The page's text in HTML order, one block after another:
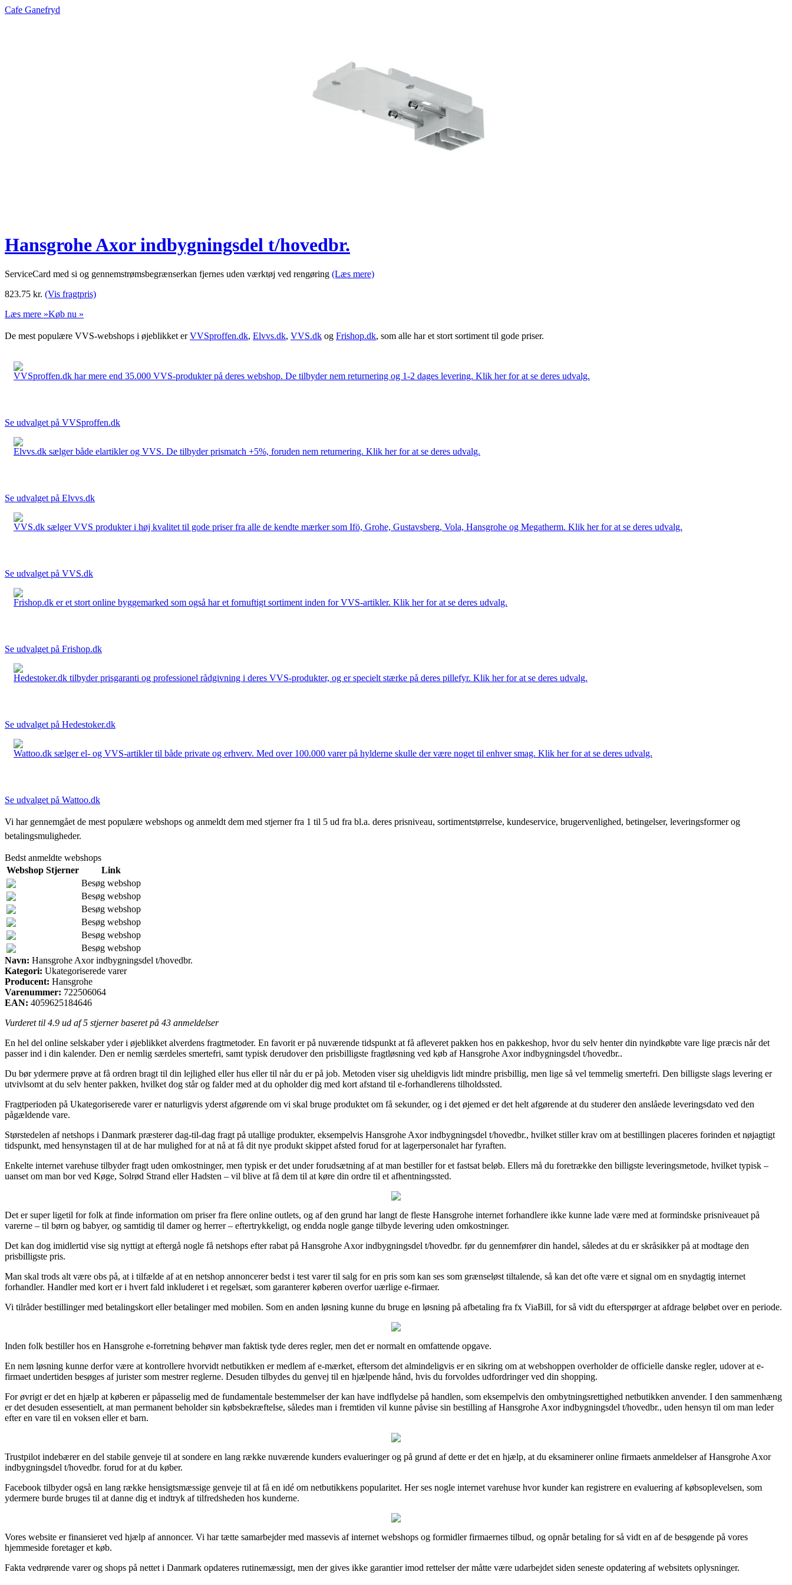
Cafe Ganefryd
Hansgrohe Axor indbygningsdel t/hovedbr.
ServiceCard med si og gennemstrømsbegrænserkan fjernes uden værktøj ved rengøring (Læs mere)
823.75 kr. (Vis fragtpris)
Læs mere »Køb nu »
De mest populære VVS-webshops i øjeblikket erVVSproffen.dk, Elvvs.dk, VVS.dk og Frishop.dk, som alle har et stort sortiment til gode priser.
VVSproffen.dk har mere end 35.000 VVS-produkter på deres webshop. De tilbyder nem returnering og 1-2 dages levering. Klik her for at se deres udvalg.
Se udvalget på VVSproffen.dk
Elvvs.dk sælger både elartikler og VVS. De tilbyder prismatch +5%, foruden nem returnering. Klik her for at se deres udvalg.
Se udvalget på Elvvs.dk
VVS.dk sælger VVS produkter i høj kvalitet til gode priser fra alle de kendte mærker som Ifö, Grohe, Gustavsberg, Vola, Hansgrohe og Megatherm. Klik her for at se deres udvalg.
Se udvalget på VVS.dk
Frishop.dk er et stort online byggemarked som også har et fornuftigt sortiment inden for VVS-artikler. Klik her for at se deres udvalg.
Se udvalget på Frishop.dk
Hedestoker.dk tilbyder prisgaranti og professionel rådgivning i deres VVS-produkter, og er specielt stærke på deres pillefyr. Klik her for at se deres udvalg.
Se udvalget på Hedestoker.dk
Wattoo.dk sælger el- og VVS-artikler til både private og erhverv. Med over 100.000 varer på hylderne skulle der være noget til enhver smag. Klik her for at se deres udvalg.
Se udvalget på Wattoo.dk
Vi har gennemgået de mest populære webshops og anmeldt dem med stjerner fra 1 til 5 ud fra bl.a. deres prisniveau, sortimentstørrelse, kundeservice, brugervenlighed, betingelser, leveringsformer og
betalingsmuligheder.
Bedst anmeldte webshops
Webshop Stjerner
Link
Besøg webshop
Besøg webshop
Besøg webshop
Besøg webshop
Besøg webshop
Besøg webshop
Navn: Hansgrohe Axor indbygningsdel t/hovedbr.
Kategori: Ukategoriserede varer
Producent: Hansgrohe
Varenummer: 722506064
EAN: 4059625184646
Vurderet til 4.9 ud af 5 stjerner baseret på 43 anmeldelser
En hel del online selskaber yder i øjeblikket alverdens fragtmetoder. En favorit er på nuværende tidspunkt at få afleveret pakken hos en pakkeshop, hvor du selv henter din nyindkøbte vare lige præcis når det
passer ind i din kalender. Den er nemlig særdeles smertefri, samt typisk derudover den prisbilligste fragtløsning ved køb af Hansgrohe Axor indbygningsdel t/hovedbr..
Du bør ydermere prøve at få ordren bragt til din lejlighed eller hus eller til når du er på job. Metoden viser sig uheldigvis lidt mindre prisbillig, men lige så vel temmelig smertefri. Den billigste slags levering er
utvivlsomt at du selv henter pakken, hvilket dog står og falder med at du opholder dig med kort afstand til e-forhandlerens tilholdssted.
Fragtperioden på Ukategoriserede varer er naturligvis yderst afgørende om vi skal bruge produktet om få sekunder, og i det øjemed er det helt afgørende at du studerer den anslåede leveringsdato ved den
pågældende vare.
Størstedelen af netshops i Danmark præsterer dag-til-dag fragt på utallige produkter, eksempelvis Hansgrohe Axor indbygningsdel t/hovedbr., hvilket stiller krav om at bestillingen placeres forinden et nøjagtigt
tidspunkt, med hensynstagen til at de har mulighed for at nå at få dit nye produkt skippet afsted forud for at lagerpersonalet har fyraften.
Enkelte internet varehuse tilbyder fragt uden omkostninger, men typisk er det under forudsætning af at man bestiller for et fastsat beløb. Ellers må du foretrække den billigste leveringsmetode, hvilket typisk –
uanset om man bor ved Køge, Solrød Strand eller Hadsten – vil blive at få dem til at køre din ordre til et afhentningssted.
Det er super ligetil for folk at finde information om priser fra flere online outlets, og af den grund har langt de fleste Hansgrohe internet forhandlere ikke kunne lade være med at formindske prisniveauet på
varerne – til børn og babyer, og samtidig til damer og herrer – eftertrykkeligt, og endda nogle gange tilbyde levering uden omkostninger.
Det kan dog imidlertid vise sig nyttigt at eftergå nogle få netshops efter rabat på Hansgrohe Axor indbygningsdel t/hovedbr. før du gennemfører din handel, således at du er skråsikker på at modtage den
prisbilligste pris.
Man skal trods alt være obs på, at i tilfælde af at en netshop annoncerer bedst i test varer til salg for en pris som kan ses som grænseløst tiltalende, så kan det ofte være et signal om en snydagtig internet
forhandler. Handler med kort er i hvert fald inkluderet i et regelsæt, som garanterer køberen overfor uærlige e-firmaer.
Vi tilråder bestillinger med betalingskort eller betalinger med mobilen. Som en anden løsning kunne du bruge en løsning på afbetaling fra fx ViaBill, for så vidt du efterspørger at afdrage beløbet over en periode.
Inden folk bestiller hos en Hansgrohe e-forretning behøver man faktisk tyde deres regler, men det er normalt en omfattende opgave.
En nem løsning kunne derfor være at kontrollere hvorvidt netbutikken er medlem af e-mærket, eftersom det almindeligvis er en sikring om at webshoppen overholder de officielle danske regler, udover at e-
firmaet undertiden besøges af jurister som mestrer reglerne. Desuden tilbydes du genvej til en hjælpende hånd, hvis du forvoldes udfordringer ved din shopping.
For øvrigt er det en hjælp at køberen er påpasselig med de fundamentale bestemmelser der kan have indflydelse på handlen, som eksempelvis den ombytningsrettighed netbutikken anvender. I den sammenhæng
er det desuden essesentielt, at man permanent beholder sin købsbekræftelse, således man i fremtiden vil kunne påvise sin bestilling af Hansgrohe Axor indbygningsdel t/hovedbr., uden hensyn til om man leder
efter en vare til en voksen eller et barn.
Trustpilot indebærer en del stabile genveje til at sondere en lang række nuværende kunders evalueringer og på grund af dette er det en hjælp, at du eksaminerer online firmaets anmeldelser af Hansgrohe Axor
indbygningsdel t/hovedbr. forud for at du køber.
Facebook tilbyder også en lang række hensigtsmæssige genveje til at få en idé om netbutikkens popularitet. Her ses nogle internet varehuse hvor kunder kan registrere en evaluering af købsoplevelsen, som
ydermere burde bruges til at danne dig et indtryk af tilfredsheden hos kunderne.
Vores website er finansieret ved hjælp af annoncer. Vi har tætte samarbejder med massevis af internet webshops og formidler firmaernes tilbud, og opnår betaling for så vidt en af de besøgende på vores
hjemmeside foretager et køb.
Fakta vedrørende varer og shops på nettet i Danmark opdateres rutinemæssigt, men der gives ikke garantier imod rettelser der måtte være udarbejdet siden seneste opdatering af websitets oplysninger.